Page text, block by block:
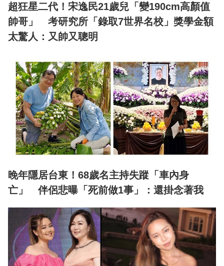
超狂星二代！宋逸民21歲兒「變190cm高顏值
帥哥」 考研究所「錄取7世界名校」獎學金額
太驚人：又帥又聰明
晚年隱居台東！68歲名主持失蹤「車內身
亡」 伴侶悲曝「死前做1事」：還掛念著我